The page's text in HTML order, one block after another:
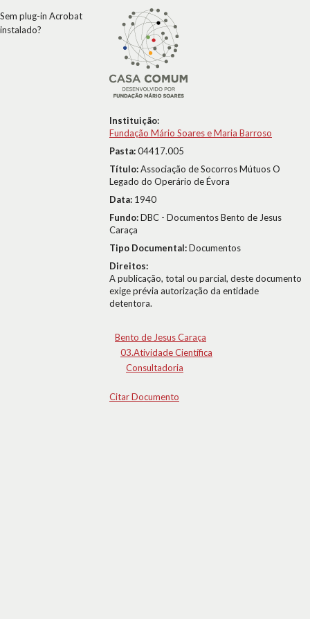
Instituição:
Fundação Mário Soares e Maria Barroso
Pasta:04417.005
Título:Associação de Socorros Mútuos O
Legado do Operário de Évora
Data: 1940
Fundo:DBC - Documentos Bento de Jesus
Caraça
Tipo Documental:Documentos
Direitos:
A publicação, total ou parcial, deste documento
exige prévia autorização da entidade
detentora.
Bento de Jesus Caraça
03.Atividade Científica
Consultadoria
Citar Documento
Sem plug-in Acrobat
instalado?